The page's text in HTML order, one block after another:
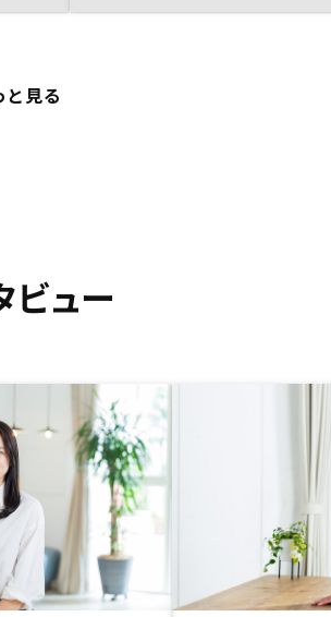
しています。
見る
ビュー